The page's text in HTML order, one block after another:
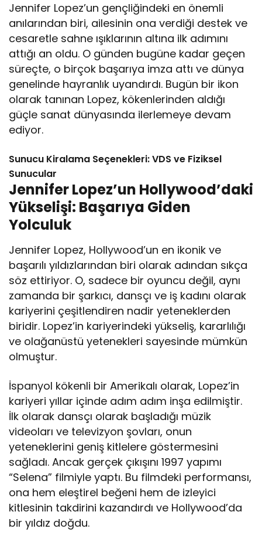
Jennifer Lopez’un gençliğindeki en önemli
anılarından biri, ailesinin ona verdiği destek ve
cesaretle sahne ışıklarının altına ilk adımını
attığı an oldu. O günden bugüne kadar geçen
süreçte, o birçok başarıya imza attı ve dünya
genelinde hayranlık uyandırdı. Bugün bir ikon
olarak tanınan Lopez, kökenlerinden aldığı
güçle sanat dünyasında ilerlemeye devam
ediyor.
Sunucu Kiralama Seçenekleri: VDS ve Fiziksel
Sunucular
Jennifer Lopez’un Hollywood’daki
Yükselişi: Başarıya Giden
Yolculuk
Jennifer Lopez, Hollywood’un en ikonik ve
başarılı yıldızlarından biri olarak adından sıkça
söz ettiriyor. O, sadece bir oyuncu değil, aynı
zamanda bir şarkıcı, dansçı ve iş kadını olarak
kariyerini çeşitlendiren nadir yeteneklerden
biridir. Lopez’in kariyerindeki yükseliş, kararlılığı
ve olağanüstü yetenekleri sayesinde mümkün
olmuştur.
İspanyol kökenli bir Amerikalı olarak, Lopez’in
kariyeri yıllar içinde adım adım inşa edilmiştir.
İlk olarak dansçı olarak başladığı müzik
videoları ve televizyon şovları, onun
yeteneklerini geniş kitlelere göstermesini
sağladı. Ancak gerçek çıkışını 1997 yapımı
“Selena” filmiyle yaptı. Bu filmdeki performansı,
ona hem eleştirel beğeni hem de izleyici
kitlesinin takdirini kazandırdı ve Hollywood’da
bir yıldız doğdu.